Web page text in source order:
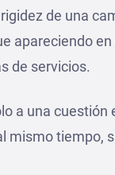
de una
apareciendo
de servicios.
a una
mismo tiempo,